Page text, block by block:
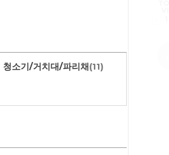
청소기/거치대/파리채(11)